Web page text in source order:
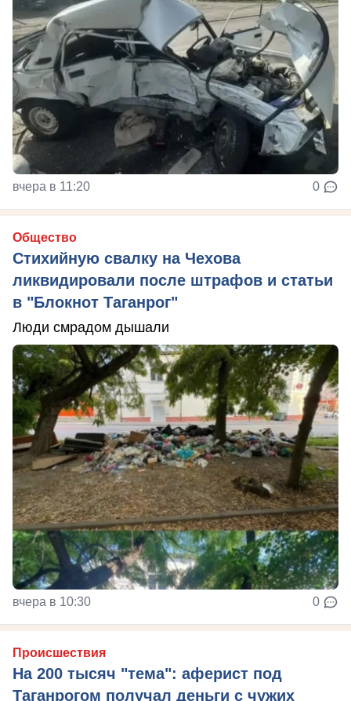
вчера в 11:20 0
Общество
Стихийную свалку на Чехова
ликвидировали после штрафов и статьи
в "Блокнот Таганрог"
Люди смрадом дышали
вчера в 10:30 0
Происшествия
На 200 тысяч "тема": аферист под
Таганрогом получал деньги с чужих